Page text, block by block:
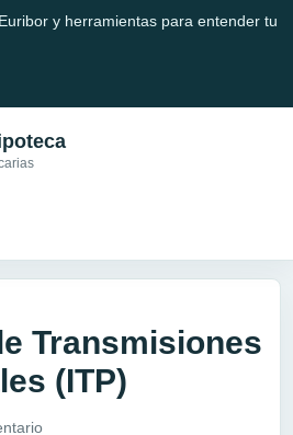
y herramientas para entender tu
Transmisiones
(ITP)